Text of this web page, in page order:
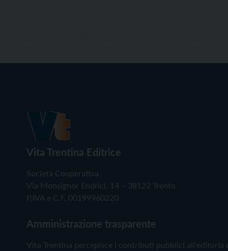
Vita Trentina Editrice
Società Cooperativa
Via Monsignor Endrici, 14 – 38122 Trento
P.IVA e C.F. 00199960220
Amministrazione trasparente
Vita Trentina percepisce i contributi pubblici all'editoria